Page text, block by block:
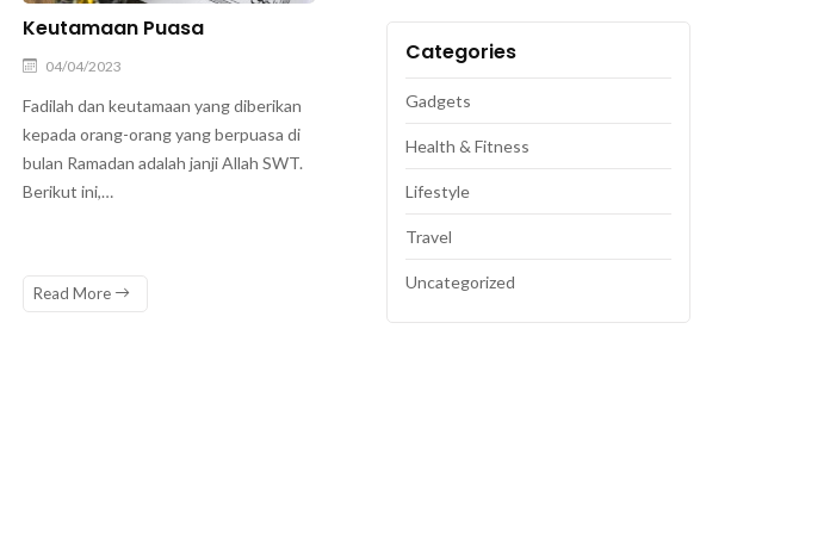
Keutamaan Puasa
04/04/2023
Fadilah dan keutamaan yang diberikan
kepada orang-orang yang berpuasa di
bulan Ramadan adalah janji Allah SWT.
Berikut ini,…
Read More
Categories
Gadgets
Health & Fitness
Lifestyle
Travel
Uncategorized